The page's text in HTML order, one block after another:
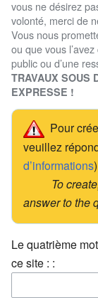
vous ne désirez
volonté, merci de
Vous nous
ou que vous
public ou d’une
TRAVAUX SOUS
EXPRESSE !
Pour
veuillez
d’informations
To
answer to the
Le quatrième
ce site : :